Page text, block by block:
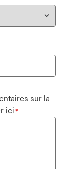
sur la
ici *